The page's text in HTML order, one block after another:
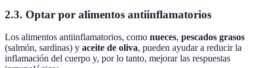
2.3. Optar por alimentos antiinflamatorios
Los alimentos antiinflamatorios, como nueces, pescados grasos
(salmón, sardinas) y aceite de oliva, pueden ayudar a reducir la
inflamación del cuerpo y, por lo tanto, mejorar las respuestas